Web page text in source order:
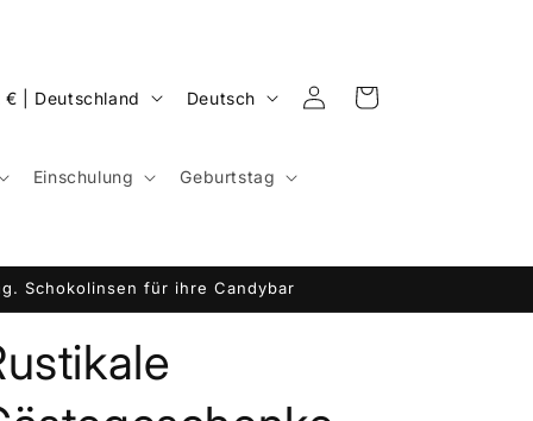
Einschulung Geburtstag
EUR € | Deutschland
S
r
h
e
Deutsch EinloggenWarenkorb
Schokolinsen für ihre Candybar